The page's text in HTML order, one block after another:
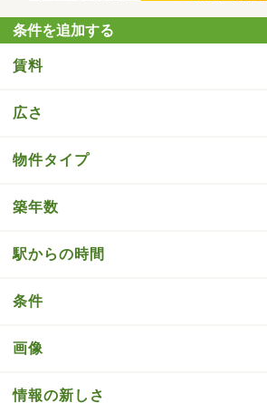
条件を追加する
賃料
広さ
物件タイプ
築年数
駅からの時間
条件
画像
情報の新しさ